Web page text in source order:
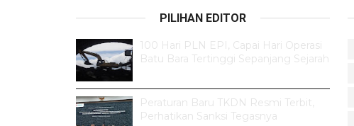
PILIHAN EDITOR
100 Hari PLN EPI, Capai Hari Operasi
Batu Bara Tertinggi Sepanjang Sejarah
Peraturan Baru TKDN Resmi Terbit,
Perhatikan Sanksi Tegasnya